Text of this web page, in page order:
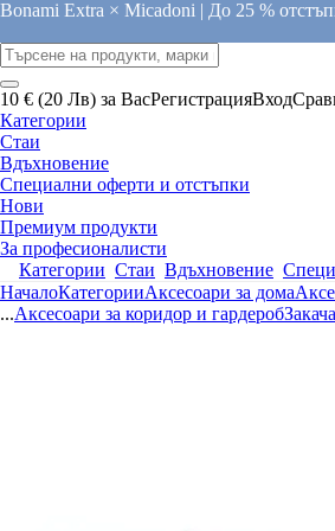
Bonami Extra × Micadoni | До 25 %
10 € (20 Лв) за ВасРегистрацияВход
Категории
Стаи
Вдъхновение
Специални оферти и отстъпки
Нови
Премиум продукти
За професионалисти
Категории Стаи Вдъхновение
НачалоКатегорииАксесоари за дома
...Аксесоари за коридор и гардероб